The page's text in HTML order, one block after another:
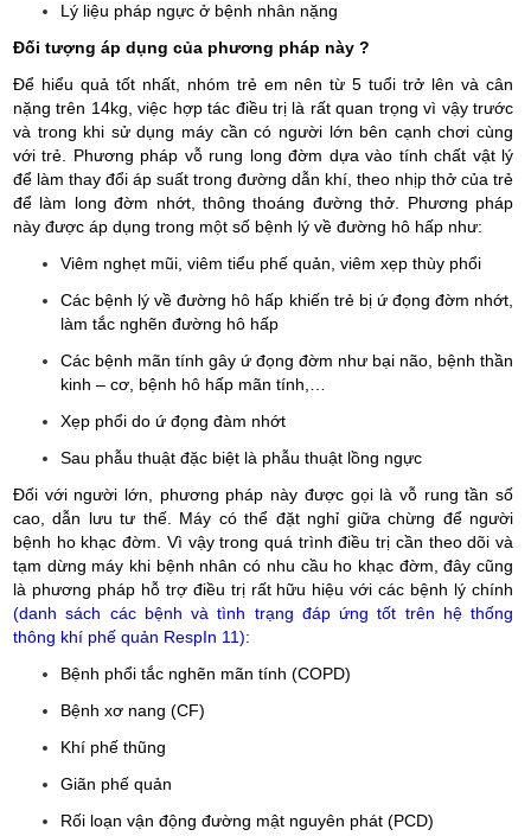
Lý liệu pháp ngực ở bệnh nhân nặng
Đối tượng áp dụng của phương pháp này ?
Để hiểu quả tốt nhất, nhóm trẻ em nên từ 5 tuổi trở lên và cân
nặng trên 14kg, việc hợp tác điều trị là rất quan trọng vì vậy trước
và trong khi sử dụng máy cần có người lớn bên cạnh chơi cùng
với trẻ. Phương pháp vỗ rung long đờm dựa vào tính chất vật lý
để làm thay đổi áp suất trong đường dẫn khí, theo nhịp thở của trẻ
để làm long đờm nhớt, thông thoáng đường thở. Phương pháp
này được áp dụng trong một số bệnh lý về đường hô hấp như:
Viêm nghẹt mũi, viêm tiểu phế quản, viêm xẹp thùy phổi
Các bệnh lý về đường hô hấp khiến trẻ bị ứ đọng đờm nhớt,
làm tắc nghẽn đường hô hấp
Các bệnh mãn tính gây ứ đọng đờm như bại não, bệnh thần
kinh – cơ, bệnh hô hấp mãn tính,…
Xẹp phổi do ứ đọng đàm nhớt
Sau phẫu thuật đặc biệt là phẫu thuật lồng ngực
Đối với người lớn, phương pháp này được gọi là vỗ rung tần số
cao, dẫn lưu tư thế. Máy có thể đặt nghỉ giữa chừng để người
bệnh ho khạc đờm. Vì vậy trong quá trình điều trị cần theo dõi và
tạm dừng máy khi bệnh nhân có nhu cầu ho khạc đờm, đây cũng
là phương pháp hỗ trợ điều trị rất hữu hiệu với các bệnh lý chính
(danh sách các bệnh và tình trạng đáp ứng tốt trên hệ thống
thông khí phế quản RespIn 11):
Bệnh phổi tắc nghẽn mãn tính (COPD)
Bệnh xơ nang (CF)
Khí phế thũng
Giãn phế quản
Rối loạn vận động đường mật nguyên phát (PCD)